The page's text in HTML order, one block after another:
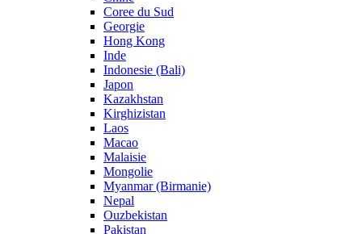
Coree du Sud
Georgie
Hong Kong
Inde
Indonesie (Bali)
Japon
Kazakhstan
Kirghizistan
Laos
Macao
Malaisie
Mongolie
Myanmar (Birmanie)
Nepal
Ouzbekistan
Pakistan